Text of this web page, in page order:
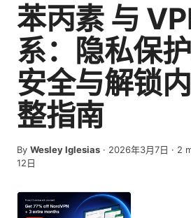
苯丙素 与
系：隐私保
安全与解锁
整指南
By Wesley Iglesias · 2026年3月7日 · 2
12日